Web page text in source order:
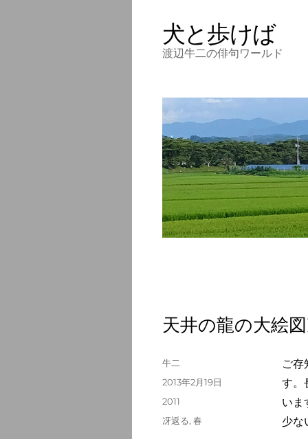
犬と歩けば
渡辺牛二の俳句ワールド
天井の龍の大絵
ご存
す。
いま
少な
投
牛二
投
2013年2月19日
カ
テ
2011
タ
冴返る, 春